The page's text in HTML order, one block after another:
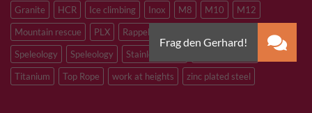
Granite
HCR Ice climbing Inox M8 M10
M12
Mountain rescue
PLX Rappelling
Speleology
Speleology Stainless steel
Titanium
Top Rope work at heights zinc plated steel